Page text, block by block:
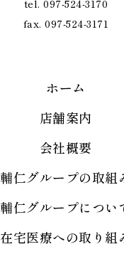
tel. 097-524-3170
fax. 097-524-3171
ホーム
店舗案内
会社概要
輔仁グループの取組
輔仁グループについ
在宅医療への取り組